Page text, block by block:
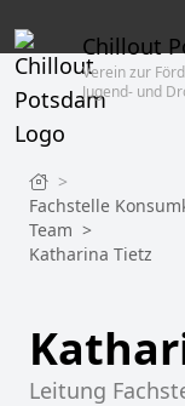
Chillout
Verein zur
Jugend- und
>
Fachstelle
Team >
Katharina Tietz
Leitung